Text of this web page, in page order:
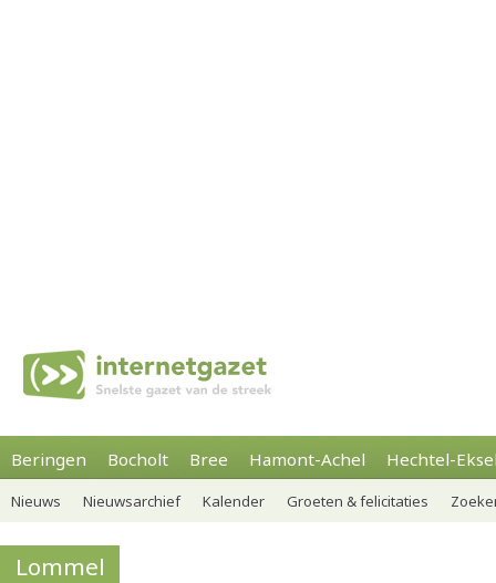
Beringen Bocholt Bree Hamont-Achel Hechtel-
Nieuws Nieuwsarchief Kalender Groeten & felicitaties
Lommel